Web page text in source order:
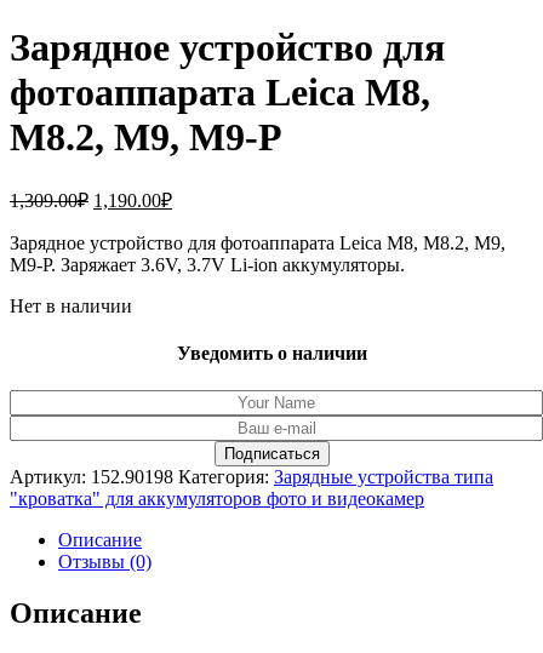
Зарядное устройство для
фотоаппарата Leica M8,
M8.2, M9, M9-P
1,309.00₽ Первоначальная
составляла
1,309.00₽.
1,190.00₽Текущая
1,190.00₽.
Зарядное устройство для фотоаппарата Leica M8, M8.2, M9,
M9-P. Заряжает 3.6V, 3.7V Li-ion аккумуляторы.
Нет в наличии
Уведомить о наличии
Артикул: 152.90198 Категория: Зарядные устройства типа
"кроватка" для аккумуляторов фото и видеокамер
Описание
Отзывы (0)
Описание